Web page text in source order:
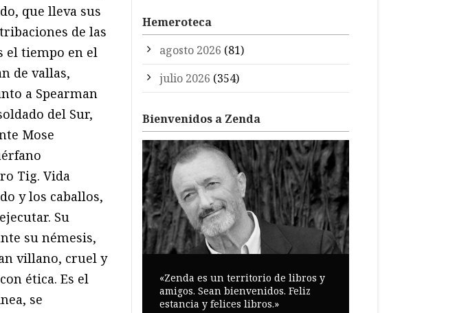
que lleva sus
de las
el tiempo en el
de vallas,
a Spearman
del Sur,
Mose
Tig. Vida
y los caballos,
Su
su némesis,
villano, cruel y
ética. Es el
se
Hemeroteca
agosto 2026 (81)
julio 2026 (354)
Bienvenidos a Zenda
«Zenda es un territorio de libros y
amigos. Sean bienvenidos. Feliz
estancia y felices libros.»